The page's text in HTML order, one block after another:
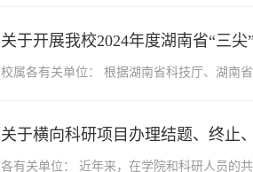
关于开展我校2024年度湖南省“三
校属各有关单位： 根据湖南省科技厅、湖南
关于横向科研项目办理结题、终止
各有关单位： 近年来，在学院和科研人员的